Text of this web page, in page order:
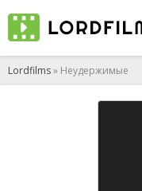
Lordfilms» Неудержимые